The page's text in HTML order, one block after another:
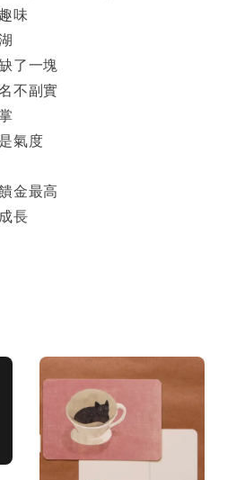
味
了一塊
不副實
氣度
金最高
長